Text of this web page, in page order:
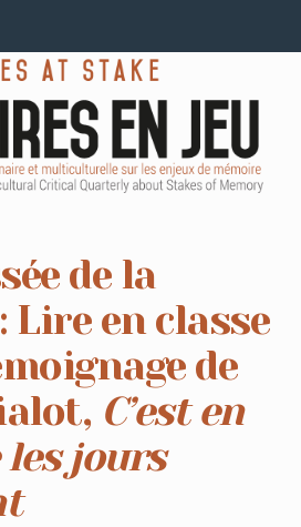
de la
Lire en classe
de
C’est en
jours